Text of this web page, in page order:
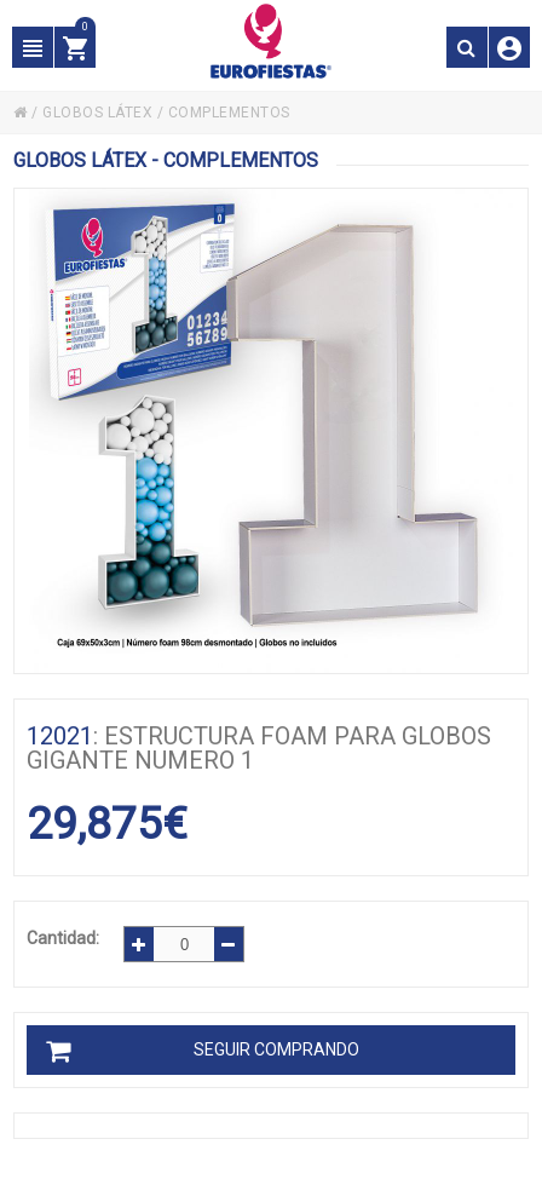
0
/ GLOBOS LÁTEX / COMPLEMENTOS
GLOBOS LÁTEX - COMPLEMENTOS
12021 : ESTRUCTURA FOAM PARA GLOBOS
GIGANTE NUMERO 1
29,875€
Cantidad:
SEGUIR COMPRANDO